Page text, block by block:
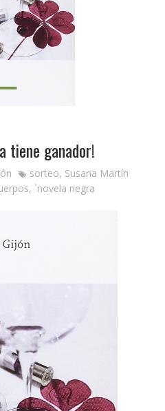
tiene ganador!
sorteo, Susana Martín
, `novela negra